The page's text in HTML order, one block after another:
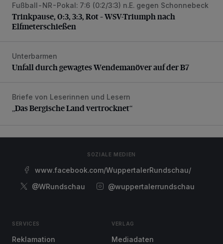
Trinkpause, 0:3, 3:3, Rot – WSV-Triumph nach
Fußball-NR-Pokal: 7:6 (0:2/3:3) n.E. gegen Schonnebeck
Trinkpause, 0:3, 3:3, Rot – WSV-Triumph nach
Elfmeterschießen
Unfall durch gewagtes Wendemanöver auf der B7
Unterbarmen
Unfall durch gewagtes Wendemanöver auf der B7
„Das Bergische Land vertrocknet“
Briefe von Leserinnen und Lesern
„Das Bergische Land vertrocknet“
SOZIALE MEDIEN
www.facebook.com/WuppertalerRundschau/
@WRundschau
@wuppertalerrundschau
SERVICES
Reklamation
VERLAG
Mediadaten